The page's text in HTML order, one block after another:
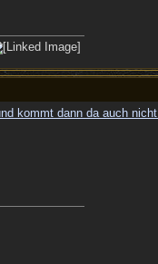
kommt dann da auch